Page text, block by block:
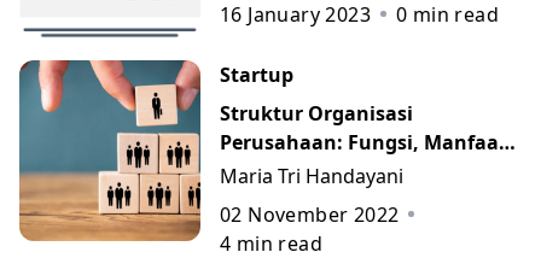
16 January 2023
0 min read
Startup
Struktur Organisasi
Perusahaan: Fungsi, Manfaat,
Contoh, dan 7 Jenisnya
Maria Tri Handayani
02 November 2022
4 min read